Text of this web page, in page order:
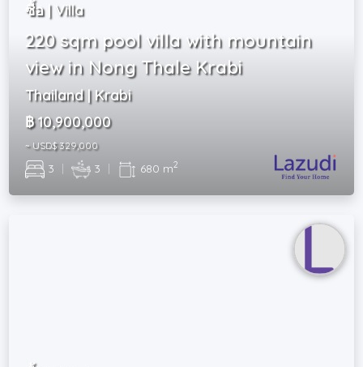
ซื้อ | Villa
220 sqm pool villa with mountain
view in Nong Thale Krabi
Thailand | Krabi
฿ 10,900,000
~ USD$ 329,000
3 | 3 | 680 m2